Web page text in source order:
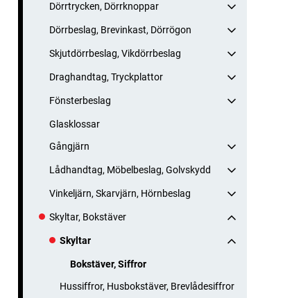
Dörrtrycken, Dörrknoppar
Dörrbeslag, Brevinkast, Dörrögon
Skjutdörrbeslag, Vikdörrbeslag
Draghandtag, Tryckplattor
Fönsterbeslag
Glasklossar
Gångjärn
Lådhandtag, Möbelbeslag, Golvskydd
Vinkeljärn, Skarvjärn, Hörnbeslag
Skyltar, Bokstäver
Skyltar
Bokstäver, Siffror
Hussiffror, Husbokstäver, Brevlådesiffror